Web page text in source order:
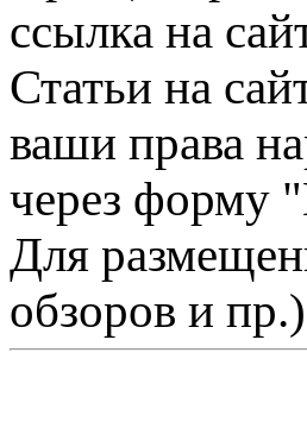
ссылка на
Статьи на
ваши права
через форму
Для
обзоров и